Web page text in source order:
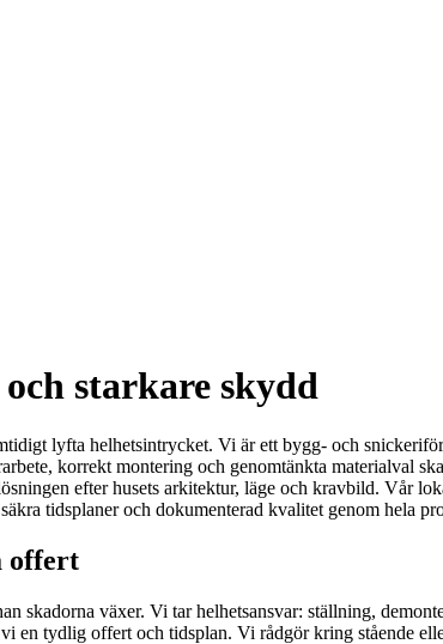
starkare skydd
lyfta helhetsintrycket. Vi är ett bygg- och
korrekt montering och genomtänkta materialval
efter husets arkitektur, läge och kravbild. Vår
tidsplaner och dokumenterad kvalitet genom hela
offert
skadorna växer. Vi tar helhetsansvar: ställning,
en tydlig offert och tidsplan. Vi rådgör kring stående